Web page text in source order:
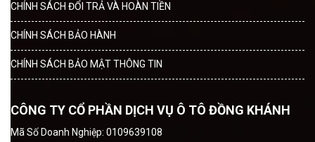
CHÍNH SÁCH ĐỔI TRẢ VÀ HOÀN TIỀN
CHÍNH SÁCH BẢO HÀNH
CHÍNH SÁCH BẢO MẬT THÔNG TIN
CÔNG TY CỔ PHẦN DỊCH VỤ Ô TÔ ĐỒNG KHÁNH
Mã Số Doanh Nghiệp: 0109639108